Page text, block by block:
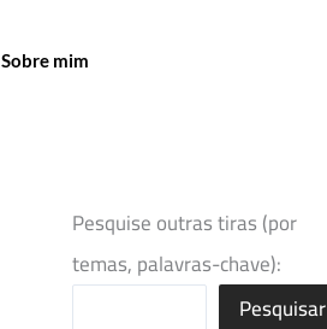
Sobre mim
Pesquise outras tiras (por
temas, palavras-chave):
Pesquisar